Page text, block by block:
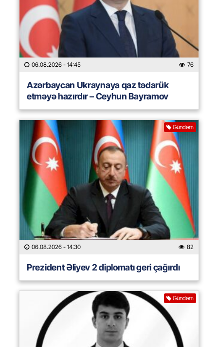
06.08.2026 - 14:45 76
Azərbaycan Ukraynaya qaz tədarük
etməyə hazırdır – Ceyhun Bayramov
Gündəm
06.08.2026 - 14:30 82
Prezident Əliyev 2 diplomatı geri çağırdı
Gündəm